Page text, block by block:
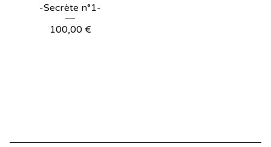
-Secrète n°1-
100,00 €